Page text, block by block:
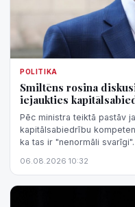
POLITIKA
Smiltēns rosina
iejaukties
Pēc ministra teiktā pastāv
kapitālsabiedrību
ka tas ir "nenormāli svarīgi".
06.08.2026 10:32